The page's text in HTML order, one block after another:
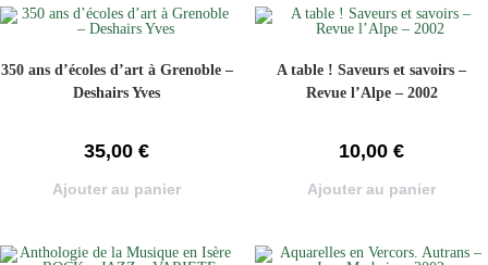
350 ans d’écoles d’art à Grenoble –
Deshairs Yves
35,00 €
Ajouter au panier
A table ! Saveurs et savoirs –
Revue l’Alpe – 2002
10,00 €
Ajouter au panier